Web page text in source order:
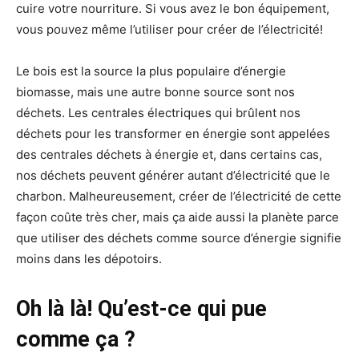
cuire votre nourriture. Si vous avez le bon équipement,
vous pouvez même l’utiliser pour créer de l’électricité!
Le bois est la source la plus populaire d’énergie
biomasse, mais une autre bonne source sont nos
déchets. Les centrales électriques qui brûlent nos
déchets pour les transformer en énergie sont appelées
des centrales déchets à énergie et, dans certains cas,
nos déchets peuvent générer autant d’électricité que le
charbon. Malheureusement, créer de l’électricité de cette
façon coûte très cher, mais ça aide aussi la planète parce
que utiliser des déchets comme source d’énergie signifie
moins dans les dépotoirs.
Oh là là! Qu’est-ce qui pue
comme ça ?